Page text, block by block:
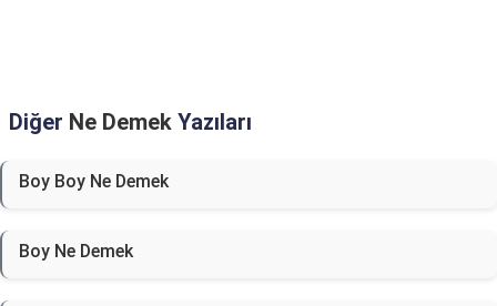
Diğer Ne Demek Yazıları
Boy Boy Ne Demek
Boy Ne Demek